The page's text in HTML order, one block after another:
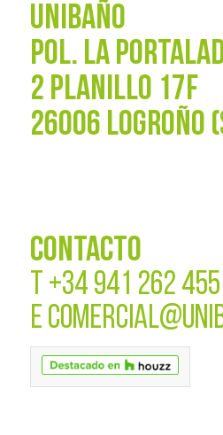
UNIBAÑO
POL. La
2 PLANILLO 17F
26006 LOGROÑO
CONTACTO
T +34 941 262 455
E